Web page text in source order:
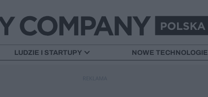
LUDZIE I STARTUPY NOWE TECHNOLOGIE